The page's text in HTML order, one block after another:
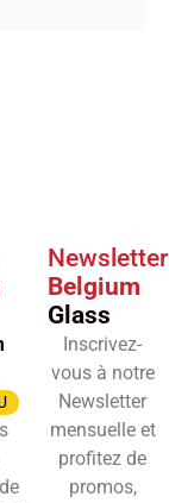
Newsletter
Belgium
Glass
Inscrivez-
vous à notre
Newsletter
mensuelle et
profitez de
promos,